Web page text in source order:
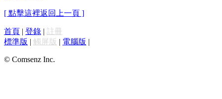
[ 點擊這裡返回上一頁 ]
首頁 | 登錄 | 註冊
標準版 | 觸屏版 | 電腦版 |
© Comsenz Inc.